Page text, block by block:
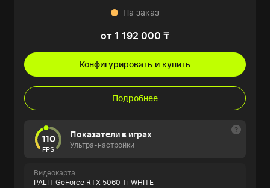
На заказ
от 1 192 000 ₸
Конфигурировать и купить
Подробнее
110
FPS
Показатели в играх
Ультра-настройки
Видеокарта
PALIT GeForce RTX 5060 Ti WHITE